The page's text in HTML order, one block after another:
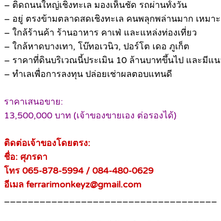
– ติดถนนใหญ่เชิงทะเล มองเห็นชัด รถผ่านทั้งวัน
– อยู่ ตรงข้ามตลาดสดเชิงทะเล คนพลุกพล่านมาก เหมา
– ใกล้ร้านค้า ร้านอาหาร คาเฟ่ และแหล่งท่องเที่ยว
– ใกล้หาดบางเทา, โบ๊ทอเวนิว, ปอร์โต เดอ ภูเก็ต
– ราคาที่ดินบริเวณนี้ประเมิน 10 ล้านบาทขึ้นไป และมีแ
– ทำเลเพื่อการลงทุน ปล่อยเช่าผลตอบแทนดี
ราคาเสนอขาย:
13,500,000 บาท (เจ้าของขายเอง ต่อรองได้)
ติดต่อเจ้าของโดยตรง:
ชื่อ: ศุภรดา
โทร 065-878-5994 / 084-480-0629
อีเมล ferrarimonkeyz@gmail.com